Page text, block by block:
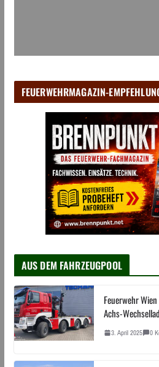
FEUERWEHRMAGAZIN-
AUS DEM FAHRZEUGPOOL
Feuerwehr
Achs-
3. April 2025 0